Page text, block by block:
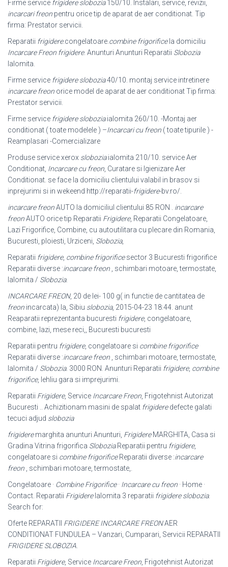
Firme service frigidere slobozia150/10. Instalari, service, revizii,
incarcari freon pentru orice tip de aparat de aer conditionat. Tip
firma: Prestator servicii.
Reparatii frigidere.congelatoare. combine frigorificela domiciliu
Incarcare Freon frigidere. Anunturi Anunturi Reparatii Slobozia
Ialomita.
Firme service frigidere slobozia40/10. montaj service intretinere
incarcare freon orice model de aparat de aer conditionat Tip firma:
Prestator servicii.
Firme service frigidere sloboziaialomita 260/10. -Montaj aer
conditionat ( toate modelele ) –Incarcari cu freon ( toate tipurile ) -
Reamplasari -Comercializare
Produse service xerox sloboziaialomita 210/10. service Aer
Conditionat, Incarcare cu freon , Curatare si Igienizare Aer
Conditionat. se face la domiciliu clientului valabil in brasov si
inprejurimi si in wekeend http://reparatii-frigidere-bv.ro/.
incarcare freonAUTO la domiciliul clientului 85 RON . incarcare
freonAUTO orice tip Reparatii Frigidere, Reparatii Congelatoare,
Lazi Frigorifice, Combine, cu autoutilitara cu plecare din Romania,
Bucuresti, ploiesti, Urziceni, Slobozia,
Reparatii frigidere, combine frigorificesector 3 Bucuresti frigorifice
Reparatii diverse :incarcare freon , schimbari motoare, termostate,
Ialomita / Slobozia.
INCARCARE FREON, 20 de lei- 100 g( in functie de cantitatea de
freon incarcata) la, Sibiu slobozia, 2015-04-23 18:44. anunt
Reaparatii reprezentanta bucuresti frigidere, congelatoare,
combine, lazi, mese reci,, Bucuresti bucuresti
Reparatii pentru frigidere, congelatoare si combine frigorifice
Reparatii diverse :incarcare freon , schimbari motoare, termostate,
Ialomita / Slobozia. 3000 RON. Anunturi Reparatii frigidere, combine
frigorifice, lehliu gara si imprejurimi.
Reparatii Frigidere, Service Incarcare Freon , Frigotehnist Autorizat
Bucuresti .. Achizitionam masini de spalat frigideredefecte galati
tecuci adjud slobozia
frigideremarghita anunturi Anunturi, FrigidereMARGHITA, Casa si
Gradina Vitrina frigorifica SloboziaReparatii pentru frigidere,
congelatoare si combine frigorificeReparatii diverse :incarcare
freon , schimbari motoare, termostate,.
Congelatoare · Combine Frigorifice· Incarcare cu freon · Home ·
Contact. Reparatii FrigidereIalomita 3 reparatii frigidere slobozia.
Search for:
Oferte REPARATII FRIGIDERE INCARCARE FREONAER
CONDITIONAT FUNDULEA – Vanzari, Cumparari, Servicii REPARATII
FRIGIDERE SLOBOZIA
Reparatii Frigidere, Service Incarcare Freon , Frigotehnist Autorizat